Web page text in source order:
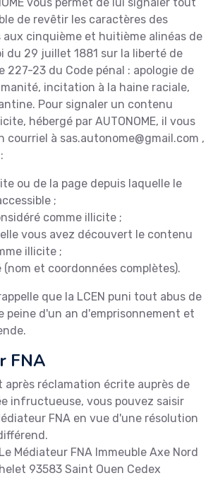
de revêtir les caractères des
cinquième et huitième alinéas de
du 29 juillet 1881 sur la liberté de
227-23 du Code pénal : apologie de
incitation à la haine raciale,
Pour signaler un contenu
hébergé par AUTONOME, il vous
courriel à sas.autonome@gmail.com ,
ou de la page depuis laquelle le
;
comme illicite ;
vous avez découvert le contenu
illicite ;
et coordonnées complètes).
que la LCEN puni tout abus de
peine d'un an d'emprisonnement et
FNA
après réclamation écrite auprès de
infructueuse, vous pouvez saisir
FNA en vue d'une résolution
Médiateur FNA Immeuble Axe Nord
93583 Saint Ouen Cedex